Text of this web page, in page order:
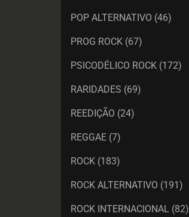
POP ALTERNATIVO (46)
PROG ROCK (67)
PSICODÉLICO ROCK (172)
RARIDADES (69)
REEDIÇÃO (24)
REGGAE (7)
ROCK (183)
ROCK ALTERNATIVO (191)
ROCK INTERNACIONAL (82)